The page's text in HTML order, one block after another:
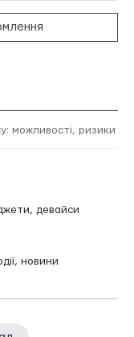
можливості, ризики
девайси
новини